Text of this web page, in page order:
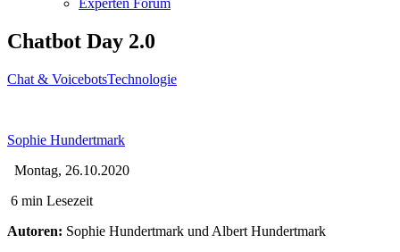
Chatbot Day 2.0
Chat & VoicebotsTechnologie
Sophie Hundertmark
Montag, 26.10.2020
6 min Lesezeit
Autoren: Sophie Hundertmark und Albert Hundertmark